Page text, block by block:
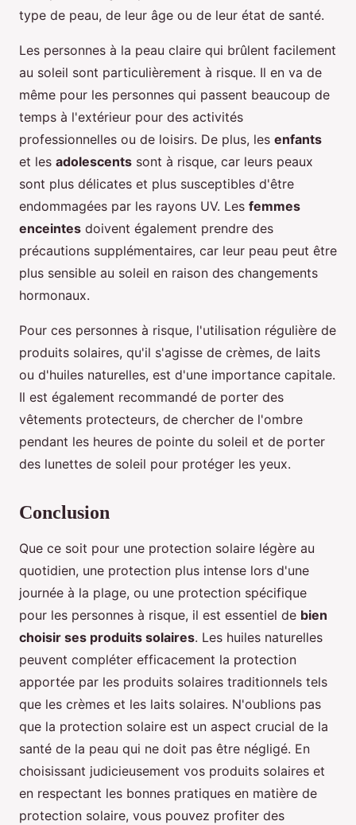
type de peau, de leur âge ou de leur état de santé.
Les personnes à la peau claire qui brûlent facilement
au soleil sont particulièrement à risque. Il en va de
même pour les personnes qui passent beaucoup de
temps à l'extérieur pour des activités
professionnelles ou de loisirs. De plus, les enfants
et les adolescents sont à risque, car leurs peaux
sont plus délicates et plus susceptibles d'être
endommagées par les rayons UV. Les femmes
enceintes doivent également prendre des
précautions supplémentaires, car leur peau peut être
plus sensible au soleil en raison des changements
hormonaux.
Pour ces personnes à risque, l'utilisation régulière de
produits solaires, qu'il s'agisse de crèmes, de laits
ou d'huiles naturelles, est d'une importance capitale.
Il est également recommandé de porter des
vêtements protecteurs, de chercher de l'ombre
pendant les heures de pointe du soleil et de porter
des lunettes de soleil pour protéger les yeux.
Conclusion
Que ce soit pour une protection solaire légère au
quotidien, une protection plus intense lors d'une
journée à la plage, ou une protection spécifique
pour les personnes à risque, il est essentiel de bien
choisir ses produits solaires. Les huiles naturelles
peuvent compléter efficacement la protection
apportée par les produits solaires traditionnels tels
que les crèmes et les laits solaires. N'oublions pas
que la protection solaire est un aspect crucial de la
santé de la peau qui ne doit pas être négligé. En
choisissant judicieusement vos produits solaires et
en respectant les bonnes pratiques en matière de
protection solaire, vous pouvez profiter des